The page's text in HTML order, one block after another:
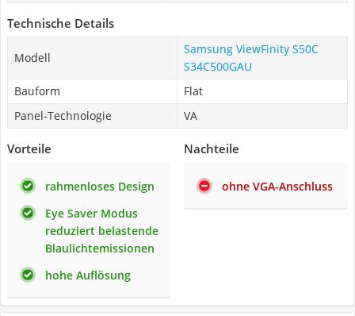
Technische Details
Modell
Samsung ViewFinity S50C
S34C500GAU
Bauform
Flat
Panel-Technologie
VA
Vorteile
rahmenloses Design
Eye Saver Modus
reduziert belastende
Blaulichtemissionen
hohe Auflösung
Nachteile
ohne VGA-Anschluss